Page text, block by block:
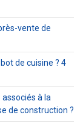
vente de
de cuisine ? 4
à la
de construction ?